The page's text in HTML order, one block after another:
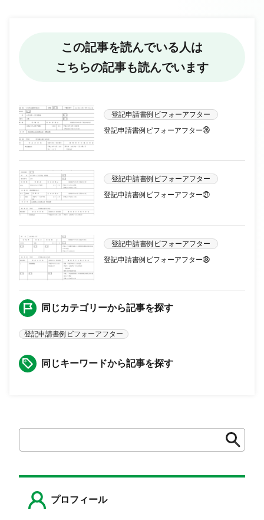
この記事を読んでいる人は
こちらの記事も読んでいます
登記申請書例ビフォーアフター
登記申請書例ビフォーアフター㉖
登記申請書例ビフォーアフター
登記申請書例ビフォーアフター㉗
登記申請書例ビフォーアフター
登記申請書例ビフォーアフター㊳
同じカテゴリーから記事を探す
登記申請書例ビフォーアフター
同じキーワードから記事を探す
索
検
プロフィール